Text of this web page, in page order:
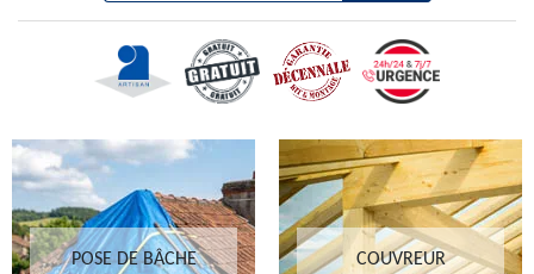
POSE DE BÂCHE
COUVREUR